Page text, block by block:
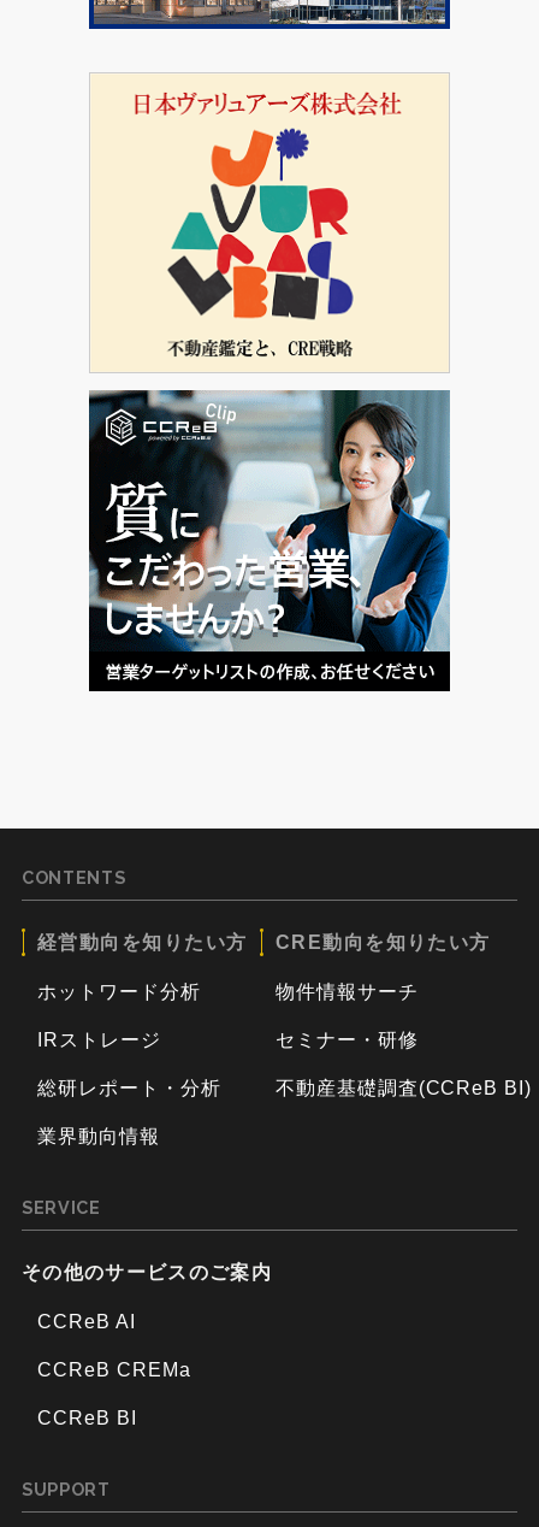
CONTENTS
経営動向を知りたい方
ホットワード分析
IRストレージ
総研レポート・分析
業界動向情報
CRE動向を知りたい方
物件情報サーチ
セミナー・研修
不動産基礎調査(CCReB BI)
SERVICE
その他のサービスのご案内
CCReB AI
CCReB CREMa
CCReB BI
SUPPORT